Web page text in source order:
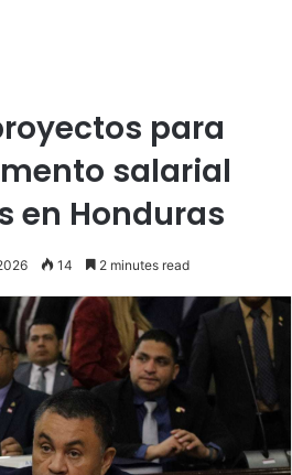
para
salarial
en Honduras
14 2 minutes read